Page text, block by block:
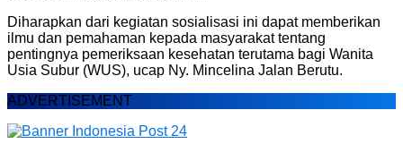
Diharapkan dari kegiatan sosialisasi ini dapat memberikan
ilmu dan pemahaman kepada masyarakat tentang
pentingnya pemeriksaan kesehatan terutama bagi Wanita
Usia Subur (WUS), ucap Ny. Mincelina Jalan Berutu.
ADVERTISEMENT